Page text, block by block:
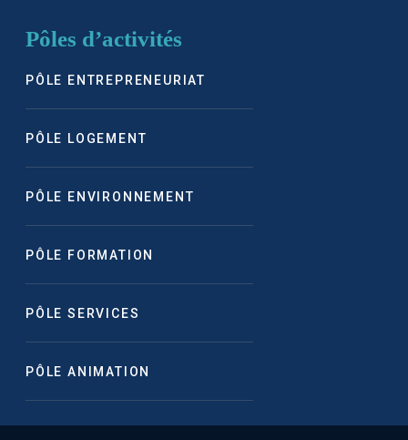
Pôles d’activités
PÔLE ENTREPRENEURIAT
PÔLE LOGEMENT
PÔLE ENVIRONNEMENT
PÔLE FORMATION
PÔLE SERVICES
PÔLE ANIMATION